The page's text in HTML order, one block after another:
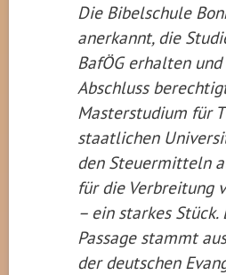
Die Bibelschule
anerkannt, die
BafÖG erhalten
Abschluss
Masterstudium für
staatlichen
den Steuermitteln
für die Verbreitung
– ein starkes
Passage stammt
der deutschen